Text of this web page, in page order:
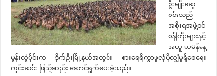
ဦးမျိုးဆွေ
ဝင်းသည်
အစိုးရအဖွဲ့ဝင်
ဝန်ကြီးများနှင့်
အတူ ယမန်နေ့
မွန်းလွဲပိုင်းက ဒိုက်ဦးမြို့နယ်အတွင်း စားရေရိက္ခာဖူလုံပိုလျှံမှုရှိစေရေး
ကွင်းဆင်း ဖြည့်ဆည်း ဆောင်ရွက်ပေးခဲ့သည်။